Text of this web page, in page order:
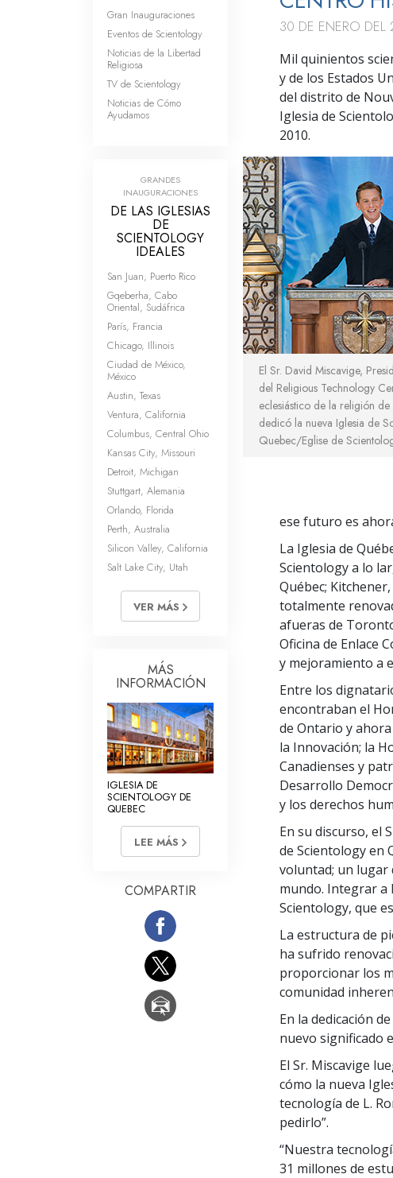
30 DE ENERO DEL
Mil quinientos
y de los Estados
del distrito de
Iglesia de
2010.
El Sr. David Miscavige,
del Religious Technology
eclesiástico de la religión
dedicó la nueva Iglesia de
Quebec/Eglise de
ese futuro es
La Iglesia de
Scientology a lo
Québec;
totalmente
afueras de
Oficina de Enlace
y mejoramiento a
Entre los
encontraban el
de Ontario y
la Innovación; la
Canadienses y
Desarrollo
y los derechos
En su discurso, el
de Scientology en
voluntad; un lugar
mundo. Integrar a
Scientology, que
La estructura de
ha sufrido
proporcionar los
comunidad
En la dedicación
nuevo significado
El Sr. Miscavige
cómo la nueva
tecnología de L.
pedirlo”.
“Nuestra
31 millones de
Gran Inauguraciones
Eventos de Scientology
Noticias de la Libertad
Religiosa
TV de Scientology
Noticias de Cómo
Ayudamos
GRANDES
INAUGURACIONES
DE LAS IGLESIAS
DE
SCIENTOLOGY
IDEALES
San Juan, Puerto Rico
Gqeberha, Cabo
Oriental, Sudáfrica
París, Francia
Chicago, Illinois
Ciudad de México,
México
Austin, Texas
Ventura, California
Columbus, Central Ohio
Kansas City, Missouri
Detroit, Michigan
Stuttgart, Alemania
Orlando, Florida
Perth, Australia
Silicon Valley, California
Salt Lake City, Utah
VER MÁS
MÁS
INFORMACIÓN
IGLESIA DE
SCIENTOLOGY DE
QUEBEC
LEE MÁS
COMPARTIR